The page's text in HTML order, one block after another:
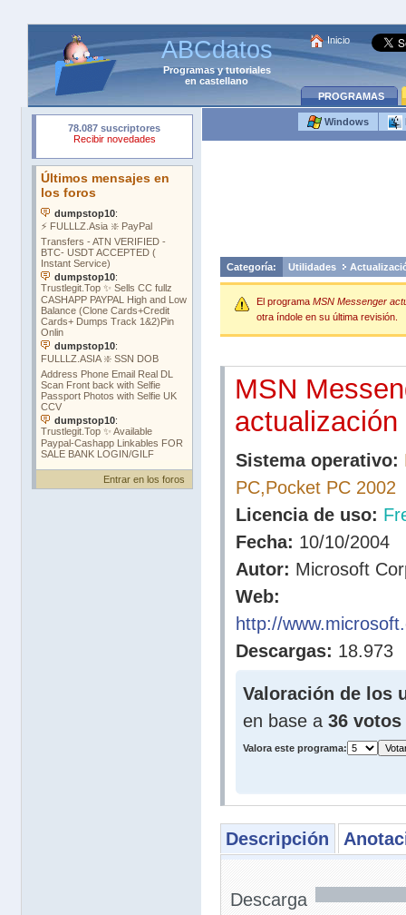
ABCdatos
Programasytutoriales
en castellano
Inicio
PROGRAMAS
Entrar en los foros
Windows
Categoría: Utilidades
El programa MSN Messenger
otra índole en su última revisión.
MSN
actualización
Sistema operativo:
PC,Pocket PC 2002
Licencia de uso:
Fecha: 10/10/2004
Autor: Microsoft
Web:
http://
Descargas: 18.973
Valoración de los
en base a 36 votos
Valora este programa:
Descripción
Descarga